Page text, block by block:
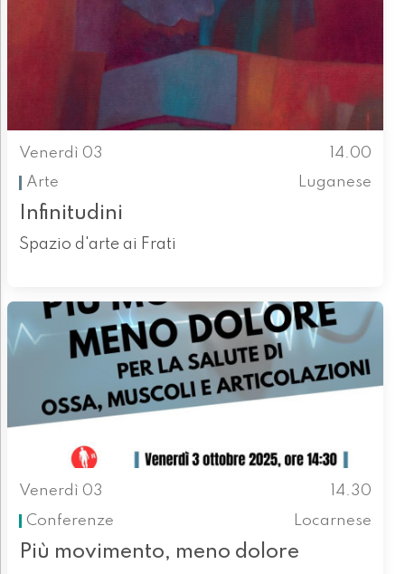
Venerdì 03
14.00
Arte
Luganese
Infinitudini
Spazio d'arte ai Frati
Venerdì 03
14.30
Conferenze
Locarnese
Più movimento, meno dolore